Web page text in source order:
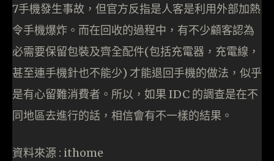
7手機發生事故，但官方反指是人客是利用外部加熱
令手機爆炸。而在回收的過程中，有不少顧客認為
必需要保留包裝及齊全配件(包括充電器，充電線，
甚至連手機針也不能少) 才能退回手機的做法，似乎
是有心留難消費者。所以，如果 IDC 的調查是在不
同地區去進行的話，相信會有不一樣的結果。
資料來源 : ithome